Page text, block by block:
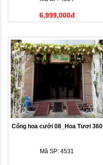
6,999,000đ
Cổng hoa cưới 08_Hoa Tươi 360
Mã SP: 4531